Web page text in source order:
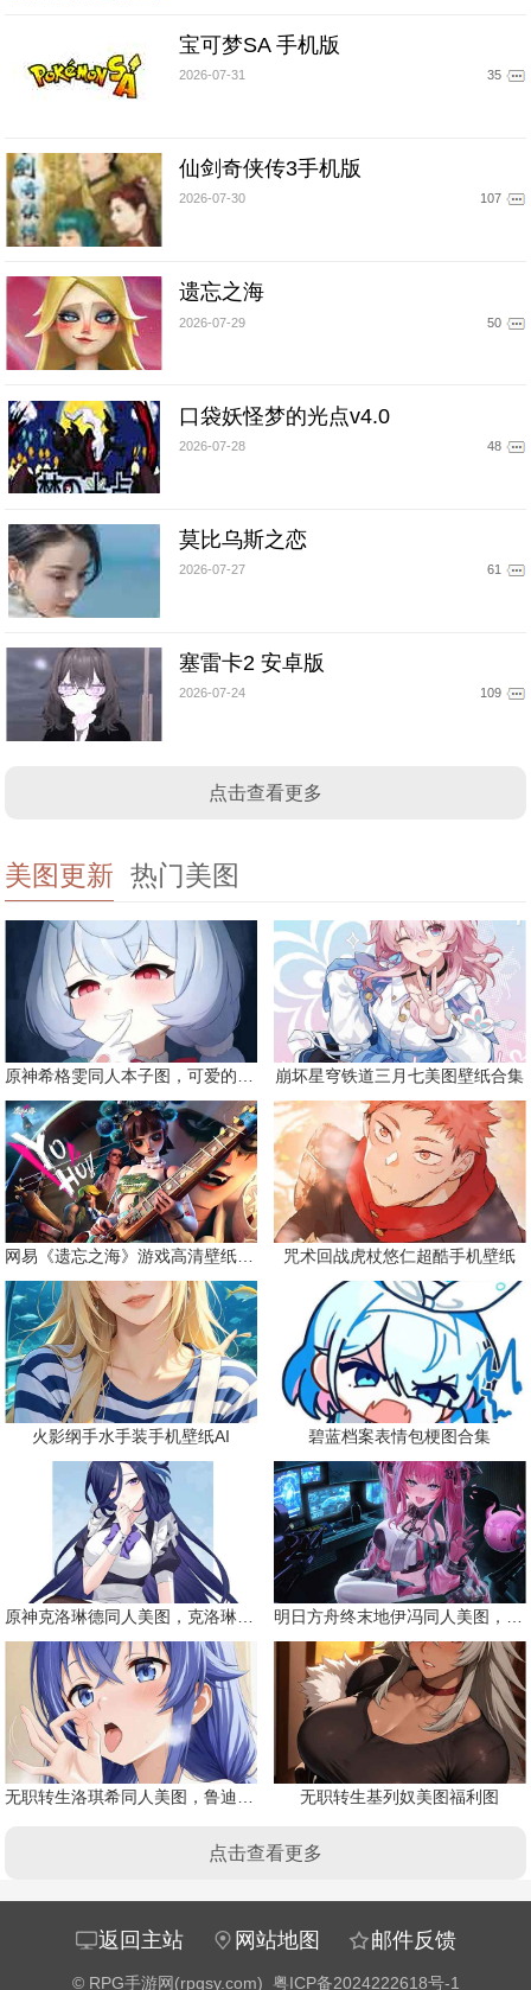
宝可梦SA 手机版
2026-07-31 35
仙剑奇侠传3手机版
2026-07-30 107
遗忘之海
2026-07-29 50
口袋妖怪梦的光点v4.0
2026-07-28 48
莫比乌斯之恋
2026-07-27 61
塞雷卡2 安卓版
2026-07-24 109
点击查看更多
美图更新 热门美图
崩坏星穹铁道三月七美图壁纸合集
咒术回战虎杖悠仁超酷手机壁纸
火影纲手水手装手机壁纸AI 碧蓝档案表情包梗图合集
无职转生基列奴美图福利图
点击查看更多
返回主站 网站地图 邮件反馈
© RPG手游网(rpgsy.com) 粤ICP备2024222618号-1